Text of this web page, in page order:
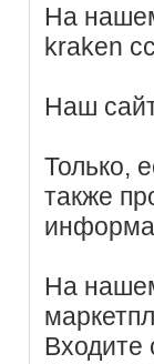
На
kraken
Наш
Только,
также
На
Входите